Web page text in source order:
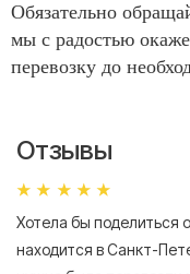
Обязательно
мы с радостью
перевозку до
Отзывы
Хотела бы поделиться
находится в Санкт-